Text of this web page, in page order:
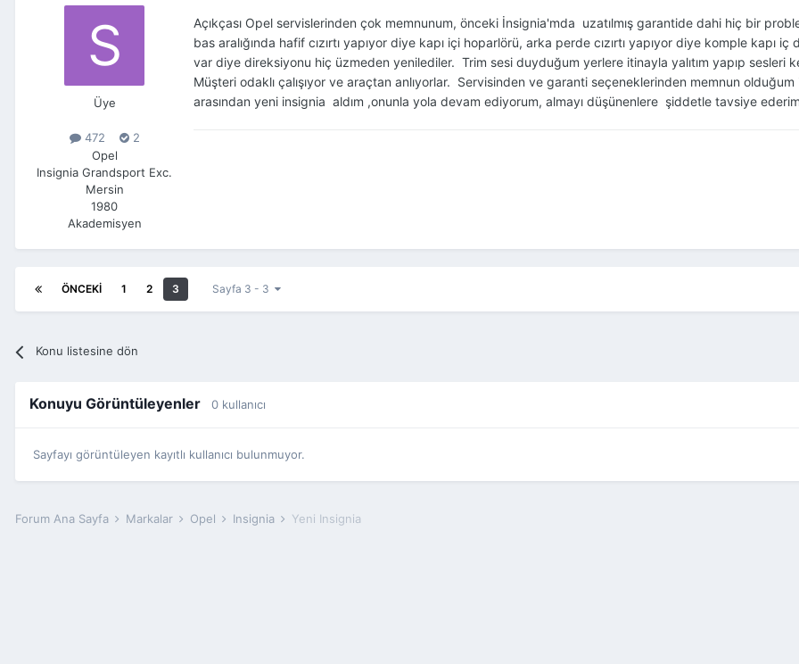
Üye
472
2
Opel
Insignia Grandsport Exc.
Mersin
1980
Akademisyen
Açıkçası Opel servislerinden çok memnunum, önceki İnsignia'mda uzatılmış garantide dahi hiç bir
bas aralığında hafif cızırtı yapıyor diye kapı içi hoparlörü, arka perde cızırtı yapıyor diye komple
var diye direksiyonu hiç üzmeden yenilediler. Trim sesi duyduğum yerlere itinayla yalıtım yapıp sesleri
Müşteri odaklı çalışıyor ve araçtan anlıyorlar. Servisinden ve garanti seçeneklerinden memnun
arasından yeni insignia aldım ,onunla yola devam ediyorum, almayı düşünenlere şiddetle tavsiye
ÖNCEKI 1 2 3 Sayfa 3 - 3
Konu listesine dön
Konuyu Görüntüleyenler 0 kullanıcı
Sayfayı görüntüleyen kayıtlı kullanıcı bulunmuyor.
Forum Ana Sayfa Markalar Opel Insignia Yeni Insignia